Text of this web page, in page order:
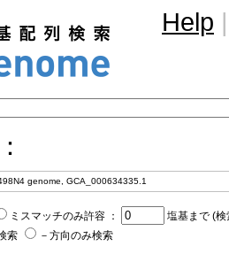
Help |
ミスマッチのみ許容 ：
塩基まで (
索 －方向のみ検索